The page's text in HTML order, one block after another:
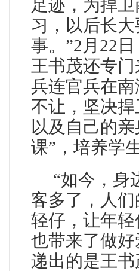
足迹，为捍
习，以后长
事。”2月22
王书茂还专
兵连官兵在
不让，坚决
以及自己的
课”，培养学
“如今，身
客多了，人
轻仔，让年
也带来了做
递出的是王